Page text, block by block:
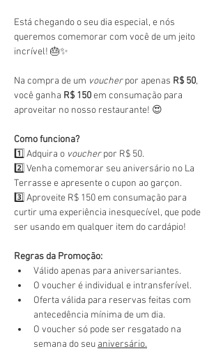
Está chegando o seu dia especial, e nós
queremos comemorar com você de um jeito
incrível! 🎂✨
Na compra de um voucher por apenas R$ 50,
você ganha R$ 150 em consumação para
aproveitar no nosso restaurante! 😍
Como funciona?
1️⃣ Adquira o voucher por R$ 50.
2️⃣ Venha comemorar seu aniversário no La
Terrasse e apresente o cupon ao garçon.
3️⃣ Aproveite R$ 150 em consumação para
curtir uma experiência inesquecível, que pode
ser usando em qualquer item do cardápio!
Regras da Promoção:
Válido apenas para aniversariantes.
O voucher é individual e intransferível.
Oferta válida para reservas feitas com
antecedência mínima de um dia.
O voucher só pode ser resgatado na
semana do seu aniversário.